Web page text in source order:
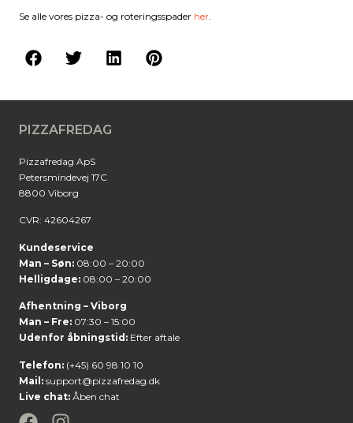
Se alle vores pizza- og roteringsspader her
PIZZAFREDAG
Pizzafredag ApS
Petersmindevej 17C
8800 Viborg
CVR: 42604267
Kundeservice
Man – Søn: 08:00 – 20:00
Helligdage: 08:00 – 20:00
Afhentning – Viborg
Man – Fre: 07:30 – 15:00
Udenfor åbningstid: Efter aftale
Telefon: (+45) 60 98 10 10
Mail: support@pizzafredag.dk
Live chat: Åben chat